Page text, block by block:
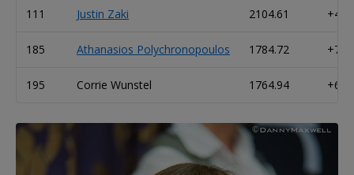
111 Justin Zaki 2104.61 +46
185 Athanasios Polychronopoulos 1784.72 +77
195 Corrie Wunstel 1764.94 +62